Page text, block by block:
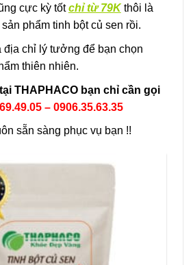
cực kỳ tốtchỉ từ 79Kthôi là
phẩm tinh bột củ sen rồi.
địa chỉ lý tưởng để bạn chọn
thiên nhiên.
THAPHACO bạn chỉ cần gọi
– 0906.35.63.35
sẵn sàng phục vụ bạn !!